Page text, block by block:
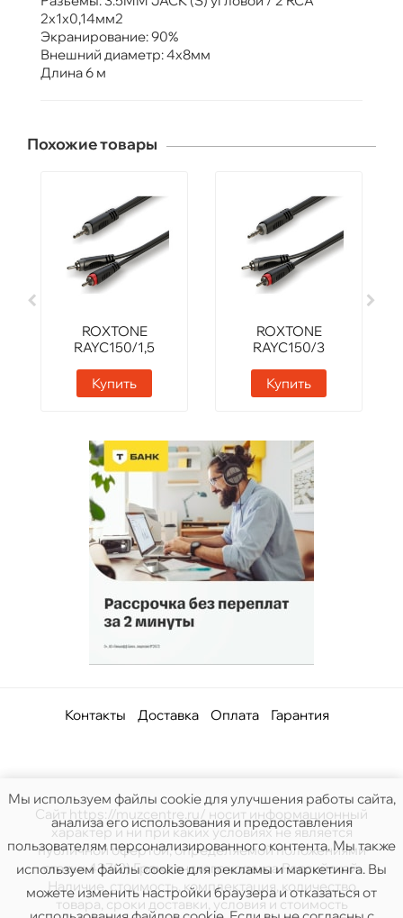
2х1х0,14мм2
Экранирование: 90%
Внешний диаметр: 4х8мм
Длина 6 м
Похожие товары
ROXTONE
RAYC150/1,5
Купить
ROXTONE
RAYC150/3
Купить
Контакты Доставка Оплата Гарантия
Сайт https://muzcentre.ru/ носит информационный
характер и ни при каких условиях не является
публичной офертой, определяемой положениями
статьи 437(2) Гражданского кодекса Российской.
Наличие, стоимость, комплектация, количество
товара, сроки доставки, условия и стоимость
Мы используем файлы cookie для улучшения работы сайта,
анализа его использования и предоставления
пользователям персонализированного контента. Мы также
используем файлы cookie для рекламы и маркетинга. Вы
можете изменить настройки браузера и отказаться от